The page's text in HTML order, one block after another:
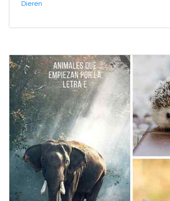
Dieren